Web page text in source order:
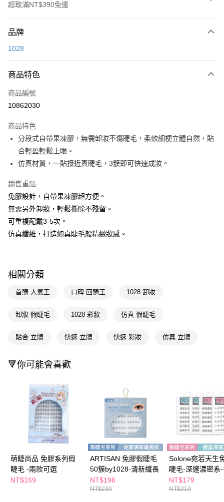
超取滿NT$390免運
POYA支付
超商取貨付款
LINE Pay
街口支付
悠遊付
Google Pay
AFTEE先享後付
相關說明
【關於「AFTEE先享後付」】
AFTEE先享後付是「在收到商品之後才付款」的支付方式。 讓您購物簡單
１．簡單：不需註冊會員、不需綁卡、不需儲值。
【「AFTEE先享後付」結帳流程】
結帳頁面，進行簡訊認證並確認金額後，即可完成結帳。
ATM／網路銀行／等多元方式進行付款，方視為交易完成。
購買商品的店家。未經商家同意取消之訂單仍視為有效，需透過AFTEE先享
是否繳費成功／繳費後需取消欲退款等相關疑問，請聯繫「AFTEE先享後付
【注意事項】
１．透過由恩沛科技股份有限公司提供之「AFTEE先享後付」服務完成之交
易，需依本服務之必要範圍內提供個人資料，並將交易相關給付款項請求債
權轉讓予恩沛科技股份有限公司。
２．關於個人資料處理事宜，請瀏覽以下網址：
https://aftee.tw/terms/#terms3
３．未成年的使用者請事先徵得法定代理人或監護人之同意方可使用
「AFTEE先享後付」，若未經同意申辦者引起之損失，本公司不負相關責
任。
４．使用「AFTEE先享後付」時，將依據個別帳號之用戶狀況，依本公司即
時審查核予不同之上限額度；若仍有額度不足之情形，本公司將視審查結果
即享券
每筆NT$65，滿NT$390(含以上)免運費
付款後全家取貨
每筆NT$65，滿NT$490(含以上)免運費
每筆NT$65，滿NT$490(含以上)免運費
7-11取貨付款
每筆NT$65，滿NT$490(含以上)免運費
付款後7-11取貨
每筆NT$65，滿NT$490(含以上)免運費
每筆NT$100，滿NT$790(含以上)免運費
付款後寶雅門市自取(由倉庫統一出貨)
品牌
1028
商品特色
商品編號
10862030
商品特色
分段式自帶果凍膠，無需卸妝不傷睫毛，柔軟細梗立體自然，貼
合輕盈輕鬆上眼。
仿真材質，一貼接近真睫毛，3簇即可快速成妝。
銷售重點
免膠設計，自帶果凍膠超方便。
無需另外卸妝，輕鬆撕除不殘留。
可重複配戴3-5次。
仿真纖維，打造如真睫毛般精緻妝感。
相關分類
首購 人氣王 口碑 回購王 1028 卸妝
卸妝 假睫毛 1028 彩妝 仿真 假睫毛
貼合 立體 快速 立體 快速 彩妝 仿真 立體
🔻你可能會喜歡
萌睫尚品 免膠系列假
睫毛 -兩款可選
NT$169
ARTISAN 免膠假睫毛
50簇by1028-清新纖長
NT$196
NT$230
Solone宛若天生
睫毛-深邃濃密系
任選
NT$179
NT$210